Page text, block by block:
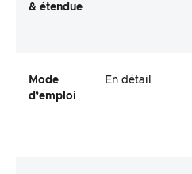
& étendue
Mode
d’emploi
En détail